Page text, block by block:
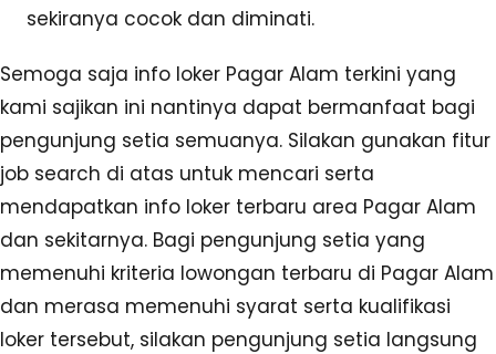
sekiranya cocok dan diminati.
Semoga saja info loker Pagar Alam terkini yang
kami sajikan ini nantinya dapat bermanfaat bagi
pengunjung setia semuanya. Silakan gunakan fitur
job search di atas untuk mencari serta
mendapatkan info loker terbaru area Pagar Alam
dan sekitarnya. Bagi pengunjung setia yang
memenuhi kriteria lowongan terbaru di Pagar Alam
dan merasa memenuhi syarat serta kualifikasi
loker tersebut, silakan pengunjung setia langsung